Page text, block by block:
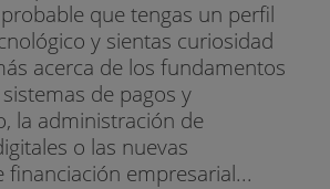
que tengas un perfil
y sientas curiosidad
acerca de los fundamentos
de pagos y
la administración de
o las nuevas
financiación empresarial...